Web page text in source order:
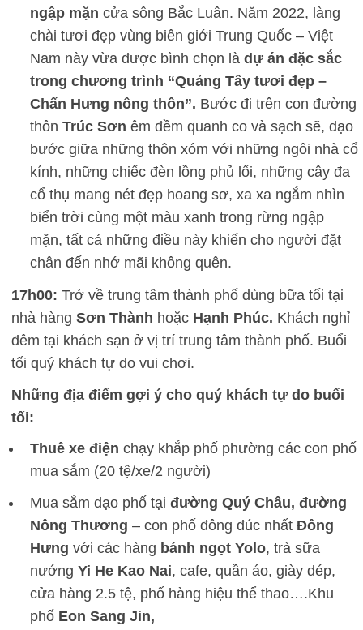
ngập mặn cửa sông Bắc Luân. Năm 2022, làng
chài tươi đẹp vùng biên giới Trung Quốc – Việt
Nam này vừa được bình chọn là dự án đặc sắc
trong chương trình “Quảng Tây tươi đẹp –
Chấn Hưng nông thôn”. Bước đi trên con đường
thôn Trúc Sơn êm đềm quanh co và sạch sẽ, dạo
bước giữa những thôn xóm với những ngôi nhà cổ
kính, những chiếc đèn lồng phủ lối, những cây đa
cổ thụ mang nét đẹp hoang sơ, xa xa ngắm nhìn
biển trời cùng một màu xanh trong rừng ngập
mặn, tất cả những điều này khiến cho người đặt
chân đến nhớ mãi không quên.
17h00: Trở về trung tâm thành phố dùng bữa tối tại
nhà hàng Sơn Thành hoặc Hạnh Phúc. Khách nghỉ
đêm tại khách sạn ở vị trí trung tâm thành phố. Buổi
tối quý khách tự do vui chơi.
Những địa điểm gợi ý cho quý khách tự do buổi
tối:
Thuê xe điện chạy khắp phố phường các con phố
mua sắm (20 tệ/xe/2 người)
Mua sắm dạo phố tại đường Quý Châu, đường
Nông Thương – con phố đông đúc nhất Đông
Hưng với các hàng bánh ngọt Yolo, trà sữa
nướng Yi He Kao Nai, cafe, quần áo, giày dép,
cửa hàng 2.5 tệ, phố hàng hiệu thể thao….Khu
phố Eon Sang Jin,